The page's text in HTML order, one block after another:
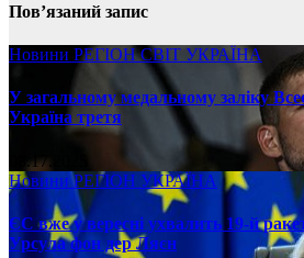
Пов’язаний запис
Новини РЕГІОНСВІТ УКРАЇНА
У загальному медальному заліку
Україна третя
08.17.2025
НовиниРЕГІОН УКРАЇНА
ЄС вже у вересні ухвалить 19-й
Урсула фон дер Ляєн